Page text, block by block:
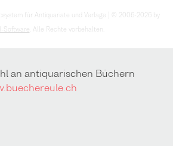
für Antiquariate und Verlage | © 2006-2026 by
Software
. Alle Rechte vorbehalten.
an antiquarischen Büchern